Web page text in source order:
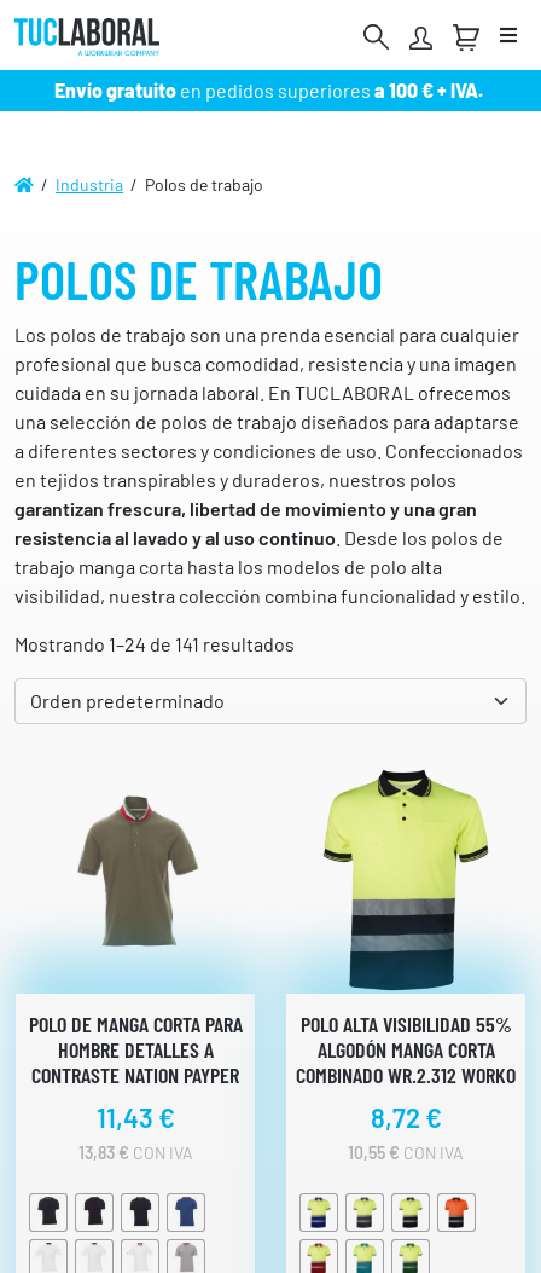
Envío gratuito en pedidos superiores a 100 € + IVA.
/ Industria / Polos de trabajo
POLOS DE TRABAJO
Los polos de trabajo son una prenda esencial para cualquier
profesional que busca comodidad, resistencia y una imagen
cuidada en su jornada laboral. En TUCLABORAL ofrecemos
una selección de polos de trabajo diseñados para adaptarse
a diferentes sectores y condiciones de uso. Confeccionados
en tejidos transpirables y duraderos, nuestros polos
garantizan frescura, libertad de movimiento y una gran
resistencia al lavado y al uso continuo . Desde los polos de
trabajo manga corta hasta los modelos de polo alta
visibilidad, nuestra colección combina funcionalidad y estilo.
Mostrando 1–24 de 141 resultados
POLO DE MANGA CORTA PARA
HOMBRE DETALLES A
CONTRASTE NATION PAYPER
11,43 €
13,83 € CON IVA
POLO ALTA VISIBILIDAD 55%
ALGODÓN MANGA CORTA
COMBINADO WR.2.312 WORKO
8,72 €
10,55 € CON IVA